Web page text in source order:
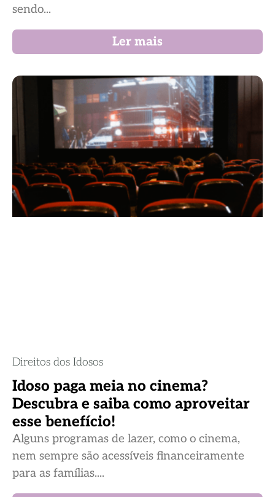
sendo...
Ler mais
Direitos dos Idosos
Idoso paga meia no cinema?
Descubra e saiba como aproveitar
esse benefício!
Alguns programas de lazer, como o cinema,
nem sempre são acessíveis financeiramente
para as famílias....